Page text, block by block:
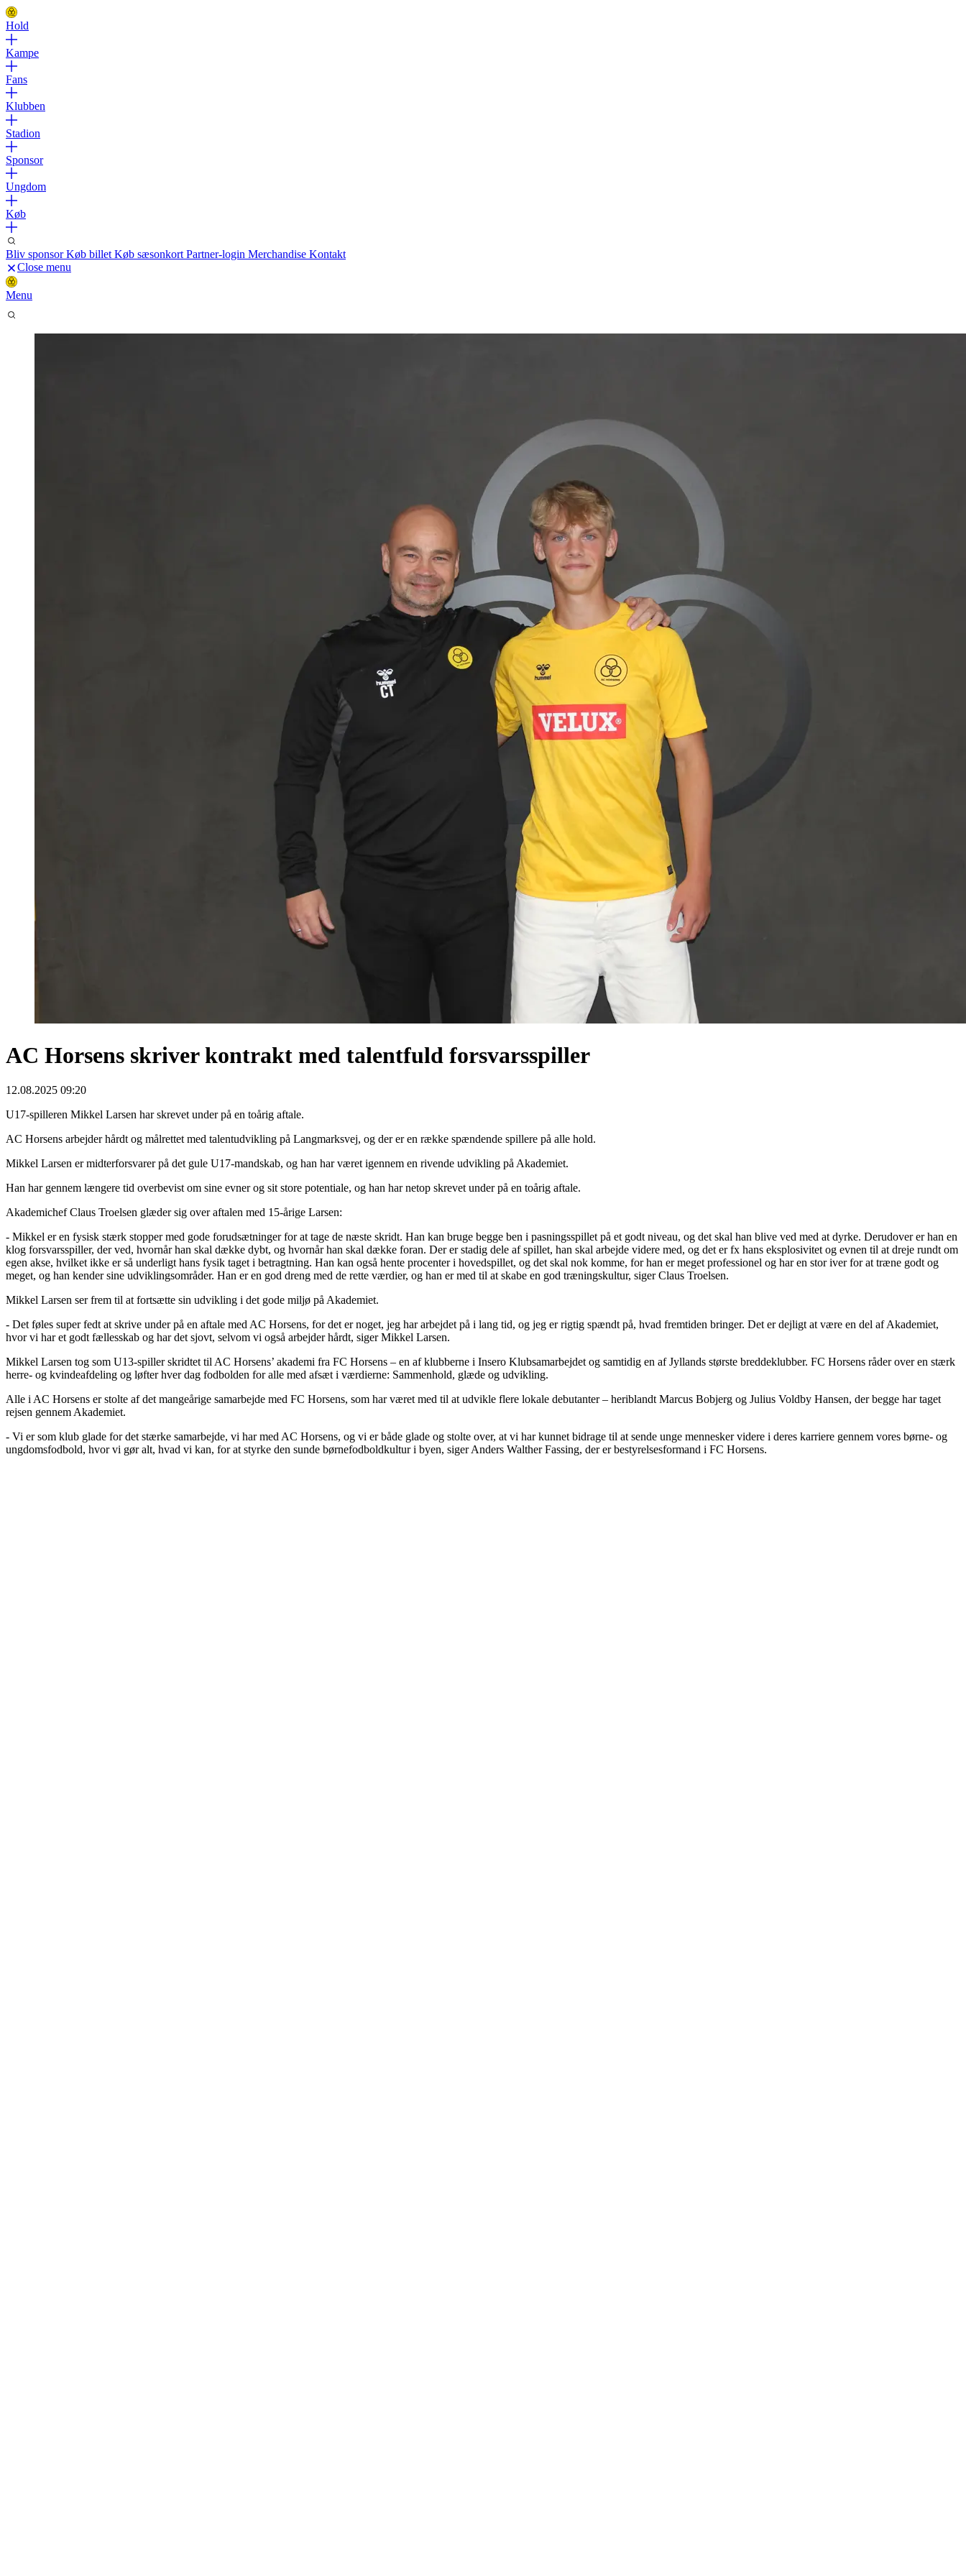
Hold
Kampe
Fans
Klubben
Stadion
Sponsor
Ungdom
Køb
Bliv sponsorKøb billet Køb sæsonkort Partner-login Merchandise Kontakt
Close menu
Menu
AC Horsens skriver kontrakt med talentfuld forsvarsspiller
12.08.2025 09:20
U17-spilleren Mikkel Larsen har skrevet under på en toårig aftale.
AC Horsens arbejder hårdt og målrettet med talentudvikling på Langmarksvej, og der er en række spændende spillere på alle hold.
Mikkel Larsen er midterforsvarer på det gule U17-mandskab, og han har været igennem en rivende udvikling på Akademiet.
Han har gennem længere tid overbevist om sine evner og sit store potentiale, og han har netop skrevet under på en toårig aftale.
Akademichef Claus Troelsen glæder sig over aftalen med 15-årige Larsen:
- Mikkel er en fysisk stærk stopper med gode forudsætninger for at tage de næste skridt. Han kan bruge begge ben i pasningsspillet på et godt niveau, og det skal han blive ved med at dyrke. Derudover er han en
klog forsvarsspiller, der ved, hvornår han skal dække dybt, og hvornår han skal dække foran. Der er stadig dele af spillet, han skal arbejde videre med, og det er fx hans eksplosivitet og evnen til at dreje rundt om
egen akse, hvilket ikke er så underligt hans fysik taget i betragtning. Han kan også hente procenter i hovedspillet, og det skal nok komme, for han er meget professionel og har en stor iver for at træne godt og
meget, og han kender sine udviklingsområder. Han er en god dreng med de rette værdier, og han er med til at skabe en god træningskultur, siger Claus Troelsen.
Mikkel Larsen ser frem til at fortsætte sin udvikling i det gode miljø på Akademiet.
- Det føles super fedt at skrive under på en aftale med AC Horsens, for det er noget, jeg har arbejdet på i lang tid, og jeg er rigtig spændt på, hvad fremtiden bringer. Det er dejligt at være en del af Akademiet,
hvor vi har et godt fællesskab og har det sjovt, selvom vi også arbejder hårdt, siger Mikkel Larsen.
Mikkel Larsen tog som U13-spiller skridtet til AC Horsens’ akademi fra FC Horsens – en af klubberne i Insero Klubsamarbejdet og samtidig en af Jyllands største breddeklubber. FC Horsens råder over en stærk
herre- og kvindeafdeling og løfter hver dag fodbolden for alle med afsæt i værdierne: Sammenhold, glæde og udvikling.
Alle i AC Horsens er stolte af det mangeårige samarbejde med FC Horsens, som har været med til at udvikle flere lokale debutanter – heriblandt Marcus Bobjerg og Julius Voldby Hansen, der begge har taget
rejsen gennem Akademiet.
- Vi er som klub glade for det stærke samarbejde, vi har med AC Horsens, og vi er både glade og stolte over, at vi har kunnet bidrage til at sende unge mennesker videre i deres karriere gennem vores børne- og
ungdomsfodbold, hvor vi gør alt, hvad vi kan, for at styrke den sunde børnefodboldkultur i byen, siger Anders Walther Fassing, der er bestyrelsesformand i FC Horsens.